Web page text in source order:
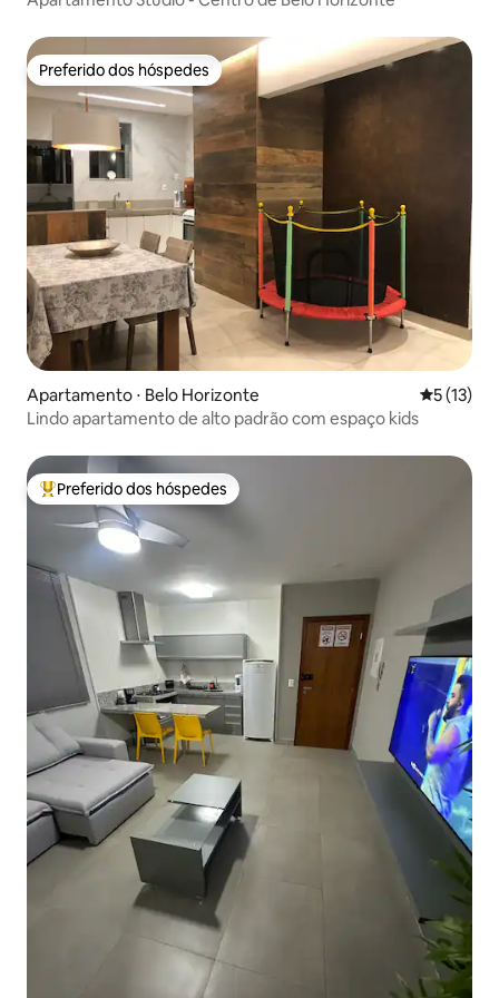
Preferido dos hóspedes
Preferido dos hóspedes
Apartamento ⋅ Belo Horizonte 5 de uma
5 (13)
Lindo apartamento de alto padrão com espaço kids
Entre os melhores preferidos dos hóspedes
Preferido dos hóspedes